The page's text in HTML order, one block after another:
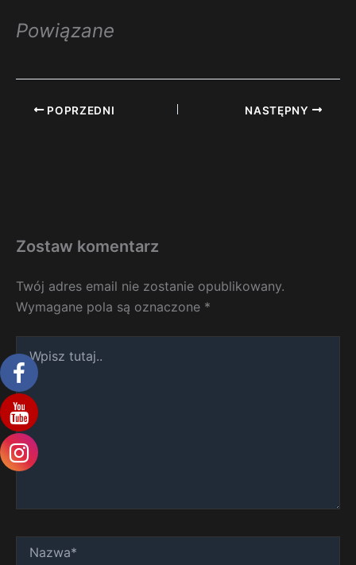
Powiązane
POPRZEDNI NASTĘPNY
Zostaw komentarz
Twój adres email nie zostanie opublikowany.
Wymagane pola są oznaczone *
tutaj..